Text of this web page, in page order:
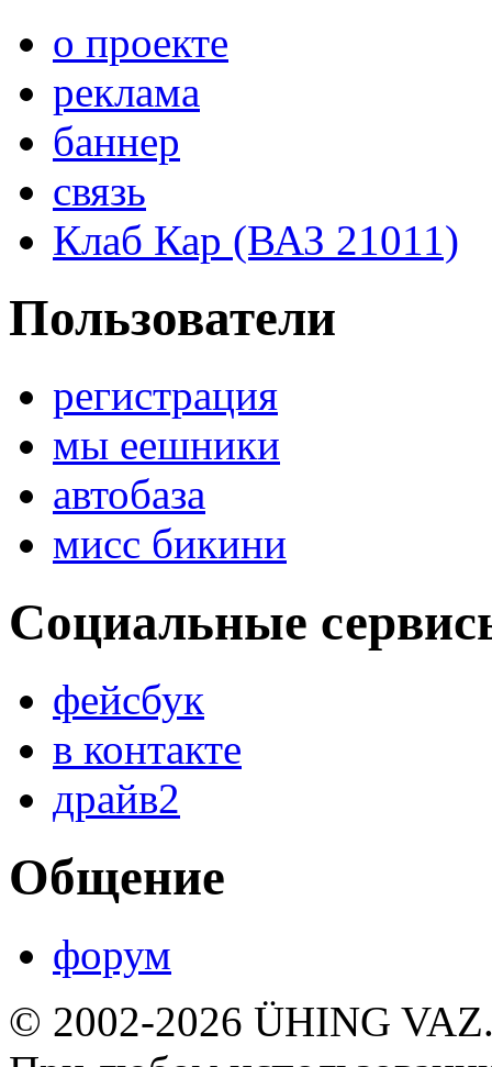
о проекте
реклама
баннер
связь
Клаб Кар (ВАЗ 21011)
Пользователи
регистрация
мы еешники
автобаза
мисс бикини
Социальные
фейсбук
в контакте
драйв2
Общение
форум
© 2002-2026 ÜHING